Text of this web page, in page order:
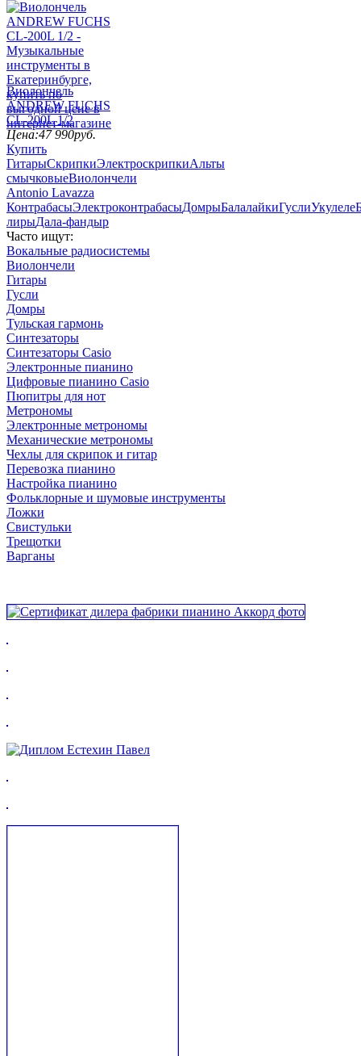
Виолончель
ANDREW FUCHS
CL-200L 1/2
Цена:47 990руб.
Купить
ГитарыСкрипкиЭлектроскрипкиАльты
смычковыеВиолончели
Antonio Lavazza
КонтрабасыЭлектроконтрабасыДомрыБалалайкиГуслиУкулеле
лирыДала-фандыр
Часто ищут:
Вокальные радиосистемы
Виолончели
Гитары
Гусли
Домры
Тульская гармонь
Синтезаторы
Синтезаторы Casio
Электронные пианино
Цифровые пианино Casio
Пюпитры для нот
Метрономы
Электронные метрономы
Механические метрономы
Чехлы для скрипок и гитар
Перевозка пианино
Настройка пианино
Фольклорные и шумовые инструменты
Ложки
Свистульки
Трещотки
Варганы